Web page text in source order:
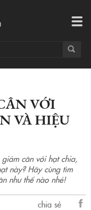
VỚI
VÀ HIỆU
cân với hạt chia,
này? Hãy cùng tìm
như thế nào nhé!
chia sẻ